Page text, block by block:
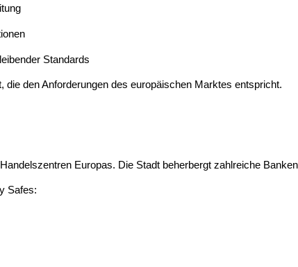
Standards
den Anforderungen des europäischen Marktes entspricht.
Europas. Die Stadt beherbergt zahlreiche
Safes: